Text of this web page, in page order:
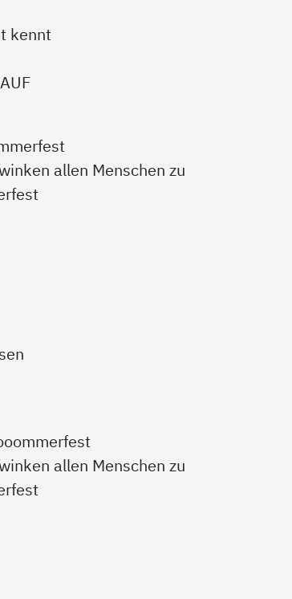
kennt
allen Menschen zu
allen Menschen zu